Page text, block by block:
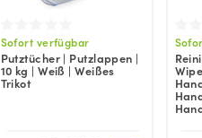
Sofort verfügbar
Putztücher | Putzlappen |
10 kg | Weiß | Weißes
Trikot